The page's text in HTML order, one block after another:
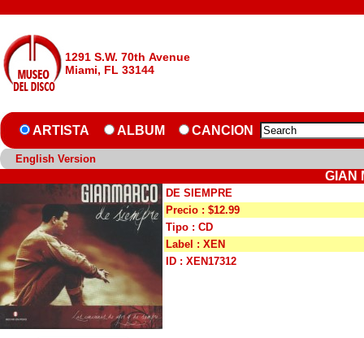
1291 S.W. 70th Avenue
Miami, FL 33144
ARTISTA ALBUM CANCION
English Version
GIAN
DE SIEMPRE
Precio : $12.99
Tipo : CD
Label : XEN
ID : XEN17312